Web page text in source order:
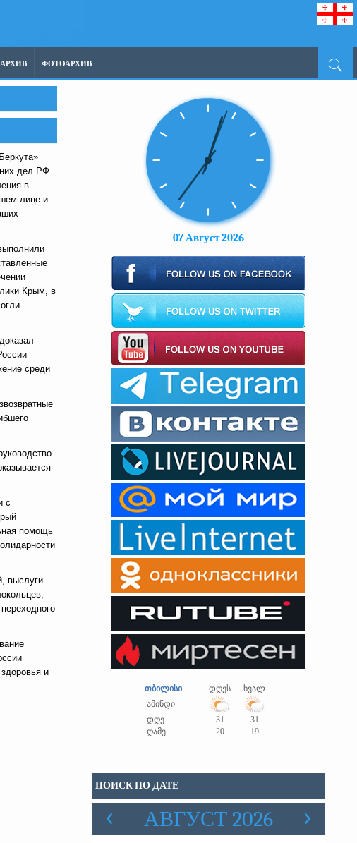
ФОТОАРХИВ
дел РФ
в
лице и
Крым, в
среди
с
помощь
выслуги
и
07 Август 2026
თბილისი დღეს
ხვალ
ამინდი
დღე
31
31
ღამე
20 19
ПОИСК ПО ДАТЕ
АВГУСТ 2026